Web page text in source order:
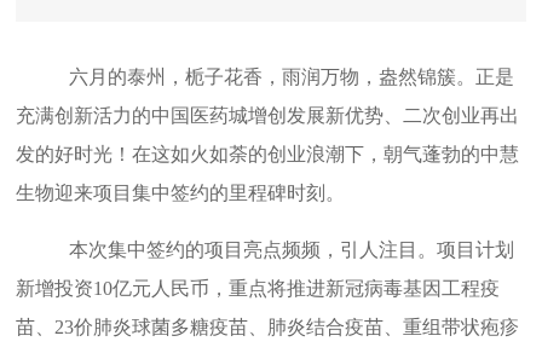
六月的泰州，栀子花香，雨润万物，盎然锦簇。正是
充满创新活力的中国医药城增创发展新优势、二次创业再出
发的好时光！在这如火如荼的创业浪潮下，朝气蓬勃的中慧
生物迎来项目集中签约的里程碑时刻。
本次集中签约的项目亮点频频，引人注目。项目计划
新增投资10亿元人民币，重点将推进新冠病毒基因工程疫
苗、23价肺炎球菌多糖疫苗、肺炎结合疫苗、重组带状疱疹